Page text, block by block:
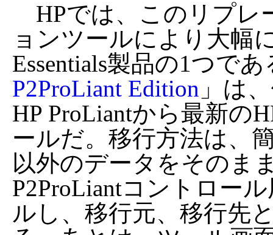
HPでは、このリプレ
ョンツールにより大幅
Essentials製品の1つであ
P2ProLiant Edition 」は
HP ProLiantから最新の
ールだ。移行方法は、
以外のデータをそのま
P2ProLiantコントロー
ルし、移行元、移行先